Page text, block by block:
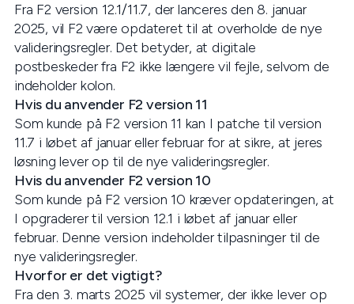
Fra F2 version 12.1/11.7, der lanceres den 8. januar
2025, vil F2 være opdateret til at overholde de nye
valideringsregler. Det betyder, at digitale
postbeskeder fra F2 ikke længere vil fejle, selvom de
indeholder kolon.
Hvis du anvender F2 version 11
Som kunde på F2 version 11 kan I patche til version
11.7 i løbet af januar eller februar for at sikre, at jeres
løsning lever op til de nye valideringsregler.
Hvis du anvender F2 version 10
Som kunde på F2 version 10 kræver opdateringen, at
I opgraderer til version 12.1 i løbet af januar eller
februar. Denne version indeholder tilpasninger til de
nye valideringsregler.
Hvorfor er det vigtigt?
Fra den 3. marts 2025 vil systemer, der ikke lever op